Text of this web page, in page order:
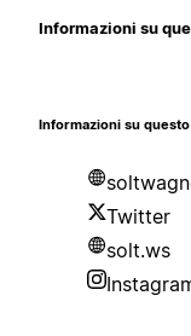
Informazioni su
Informazioni su
Twitter
solt.ws